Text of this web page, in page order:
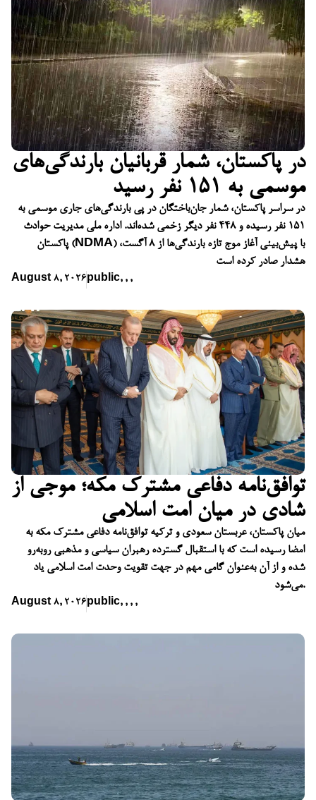
در پاکستان، شمار قربانیان بارندگی‌های
موسمی به ۱۵۱ نفر رسید
در سراسر پاکستان، شمار جان‌باختگان در پی بارندگی‌های جاری موسمی به
۱۵۱ نفر رسیده و ۴۴۸ نفر دیگر زخمی شده‌اند. اداره ملی مدیریت حوادث
پاکستان (NDMA) با پیش‌بینی آغاز موج تازه بارندگی‌ها از ۸ آگست،
هشدار صادر کرده است
August 8, 2026 public, , ,
توافق‌نامه دفاعی مشترک مکه؛ موجی از
شادی در میان امت اسلامی
میان پاکستان، عربستان سعودی و ترکیه توافق‌نامه دفاعی مشترک مکه به
امضا رسیده است که با استقبال گسترده رهبران سیاسی و مذهبی روبه‌رو
شده و از آن به‌عنوان گامی مهم در جهت تقویت وحدت امت اسلامی یاد
می‌شود.
August 8, 2026 public, , , ,